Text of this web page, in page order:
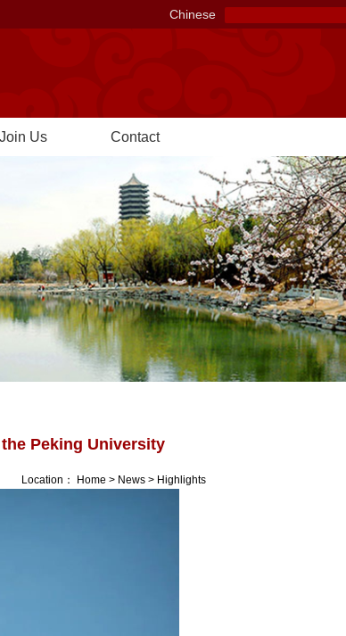
Chinese
Join Us Contact
Peking University
Location： Home > News > Highlights